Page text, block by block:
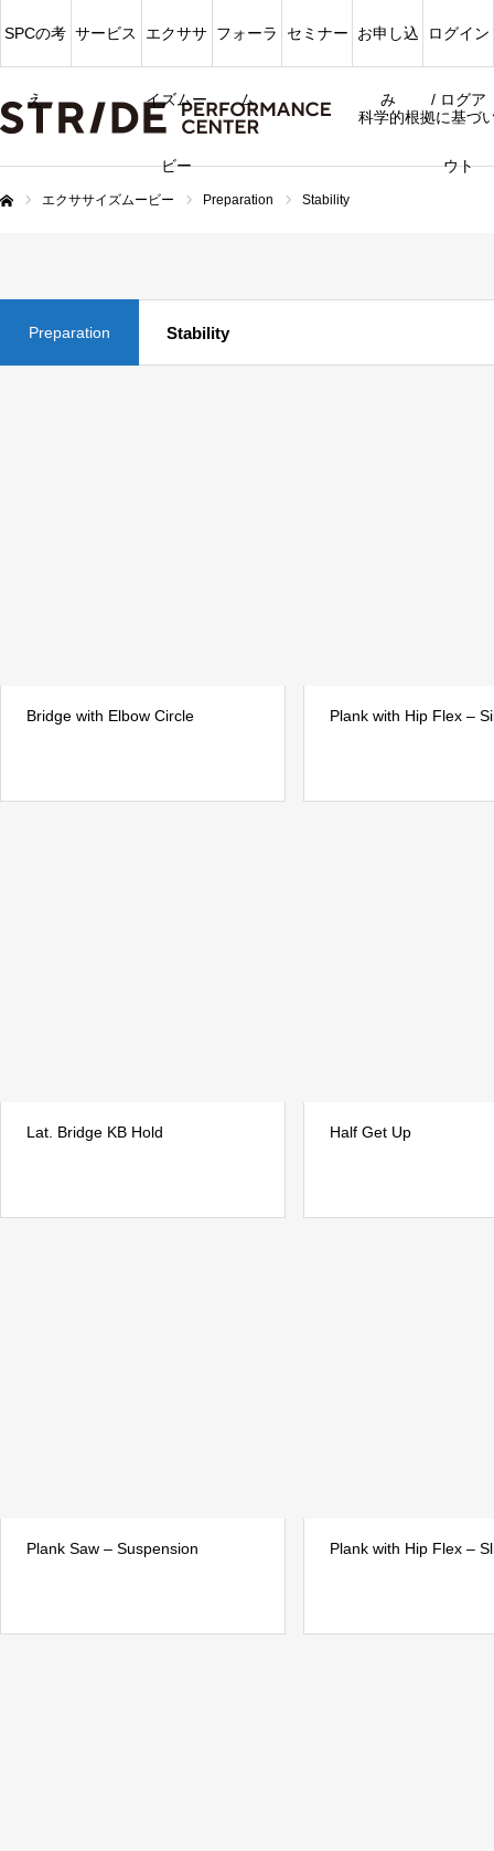
科学的根拠に基づ
SPCの考
え
サービス エクササ
イズムー
ビー
フォーラ
ム
セミナー お申し込
み
ログイン
/ ログア
ウト
エクササイズムービー Preparation Stability
Preparation Stability
Bridge with Elbow Circle Plank with Hip Flex –
Lat. Bridge KB Hold Half Get Up
Plank Saw – Suspension Plank with Hip Flex –